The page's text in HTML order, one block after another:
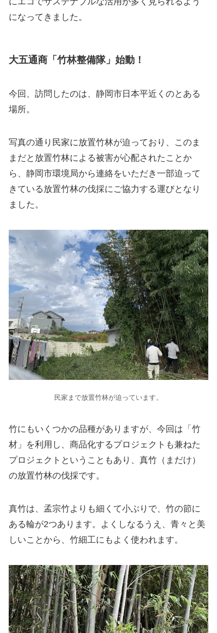
になってきました。
大五通商「竹林整備隊」始動！
今回、訪問したのは、静岡市日本平近くのとある
場所。
写真の通り民家に放置竹林が迫っており、このま
まだと放置竹林による被害が心配されたことか
ら、静岡市環境局から連絡をいただき一部迫って
きている放置竹林の伐採にご協力する運びとなり
ました。
民家まで放置竹林が迫っています。
竹にもいくつかの品種がありますが、今回は「竹
材」を利用し、商品化するプロジェクトも兼ねた
プロジェクトということもあり、真竹（まだけ）
の放置竹林の伐採です。
真竹は、孟宗竹よりも細くて小ぶりで、竹の節に
ある輪が2つあります。よくしなるうえ、青々と美
しいことから、竹細工にもよく使われます。